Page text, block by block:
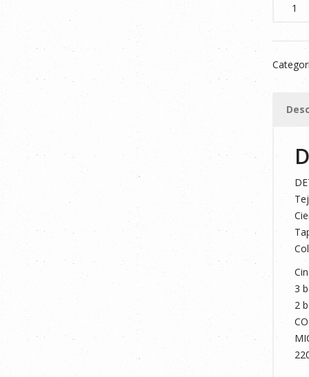
POLAR
201504
GRIS/
3
2